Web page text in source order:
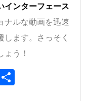
インターフェース
ナルな動画を迅速
ます。さっそく
う！